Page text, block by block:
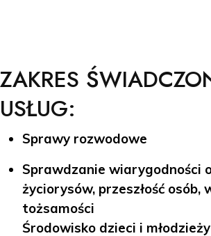
ZAKRES
USŁUG:
Sprawy rozwodowe
Sprawdzanie wiarygodności
życiorysów, przeszłość osób,
tożsamości
Środowisko dzieci i